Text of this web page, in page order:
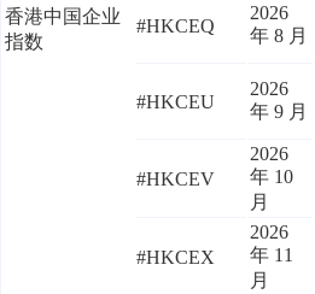
香港中国企业
指数
#HKCEQ
2026
年 8 月
#HKCEU
2026
年 9 月
#HKCEV
2026
年 10
月
#HKCEX
2026
年 11
月